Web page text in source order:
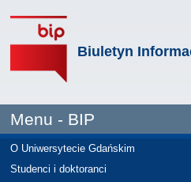
Biuletyn
Menu - BIP
O Uniwersytecie Gdańskim
Studenci i doktoranci